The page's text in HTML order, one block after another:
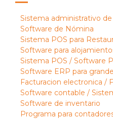
Sistema administrativo
Software de Nómina
Sistema POS para
Software para
Sistema POS / Software
Software ERP para
Facturacion electronica /
Software contable /
Software de inventario
Programa para